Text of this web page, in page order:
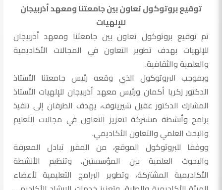
توقيع بروتوكول تعاون بين جامعتنا ومعهد أذربيجان
للإلهيات
تم توقيع بروتوكول تعاون بين جامعتنا ومعهد أذربيجان
للإلهيات بهدف تطوير التعاون في المجالات الأكاديمية
والعلمية والثقافية.
وبموجب البروتوكول الذي وقعه رئيس جامعتنا الأستاذ
الدكتور زكريا أكمان ورئيس معهد أذربيجان للإلهيات الأستاذ
المشارك الدكتور عقيل شيرينوف، يهدف الطرفان إلى تنفيذ
برامج وأنشطة مشتركة لتعزيز التعاون في مجالات التعليم
والبحث العلمي والتعاون الأكاديمي.
ووفقا للبروتوكول الموقع، من المقرر تبادل المعرفة
والبحوث العلمية بين المؤسستين، وتنظيم الأنشطة
الأكاديمية المشتركة، وتطوير البرامج التعليمية لأعضاء